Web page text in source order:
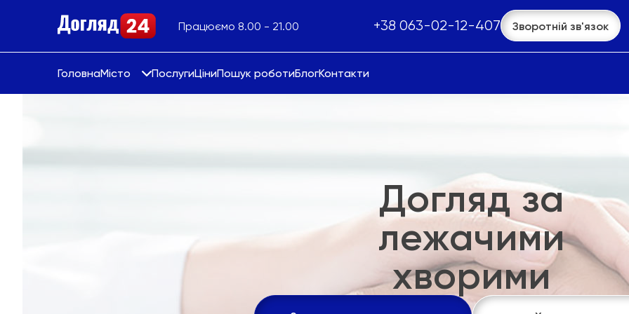
Працюємо 8.00 - 21.00 +38 063-02-12-407 Зворотній зв'язок
ГоловнаМісто ПослугиЦіниПошук роботиБлогКонтакти
Догляд за
лежачими
хворими